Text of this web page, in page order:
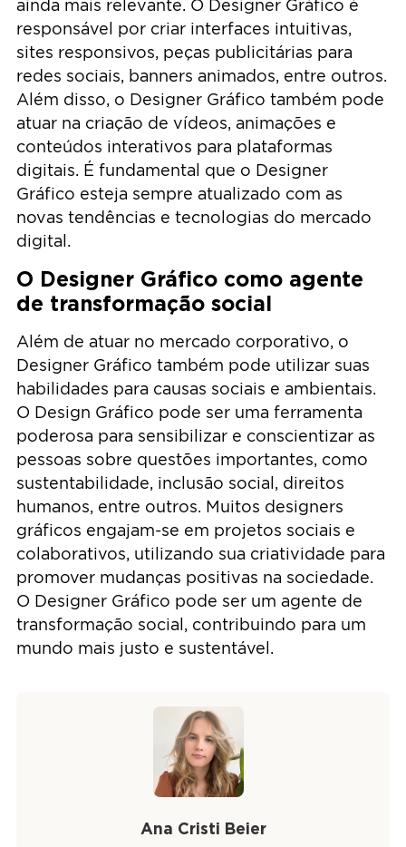
ainda mais relevante. O Designer Gráfico é
responsável por criar interfaces intuitivas,
sites responsivos, peças publicitárias para
redes sociais, banners animados, entre outros.
Além disso, o Designer Gráfico também pode
atuar na criação de vídeos, animações e
conteúdos interativos para plataformas
digitais. É fundamental que o Designer
Gráfico esteja sempre atualizado com as
novas tendências e tecnologias do mercado
digital.
O Designer Gráfico como agente
de transformação social
Além de atuar no mercado corporativo, o
Designer Gráfico também pode utilizar suas
habilidades para causas sociais e ambientais.
O Design Gráfico pode ser uma ferramenta
poderosa para sensibilizar e conscientizar as
pessoas sobre questões importantes, como
sustentabilidade, inclusão social, direitos
humanos, entre outros. Muitos designers
gráficos engajam-se em projetos sociais e
colaborativos, utilizando sua criatividade para
promover mudanças positivas na sociedade.
O Designer Gráfico pode ser um agente de
transformação social, contribuindo para um
mundo mais justo e sustentável.
Ana Cristi Beier